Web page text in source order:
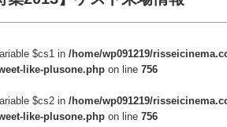
$cs1 in /home/wp091219/
like-plusone.php on line 756
$cs2 in /home/wp091219/
like-plusone.php on line 756